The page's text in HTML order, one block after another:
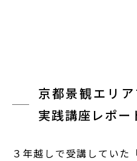
京都景観エリ
実践講座レポー
３年越しで受講していた